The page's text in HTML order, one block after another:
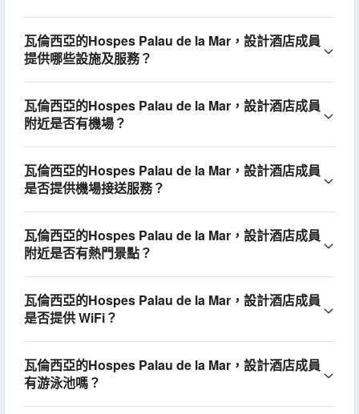
瓦倫西亞的Hospes Palau de la Mar，設計酒店成員
提供哪些設施及服務？
瓦倫西亞的Hospes Palau de la Mar，設計酒店成員
附近是否有機場？
瓦倫西亞的Hospes Palau de la Mar，設計酒店成員
是否提供機場接送服務？
瓦倫西亞的Hospes Palau de la Mar，設計酒店成員
附近是否有熱門景點？
瓦倫西亞的Hospes Palau de la Mar，設計酒店成員
是否提供 WiFi？
瓦倫西亞的Hospes Palau de la Mar，設計酒店成員
有游泳池嗎？